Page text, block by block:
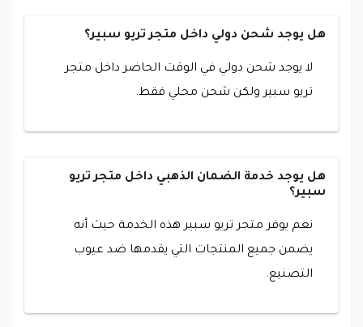
هل يوجد شحن دولي داخل متجر تريو سبير؟
لا يوجد شحن دولي في الوقت الحاضر داخل متجر
تريو سبير ولكن شحن محلي فقط.
هل يوجد خدمة الضمان الذهبي داخل متجر تريو
سبير؟
نعم يوفر متجر تريو سبير هذه الخدمة حيث أنه
يضمن جميع المنتجات التي يقدمها ضد عيوب
التصنيع.